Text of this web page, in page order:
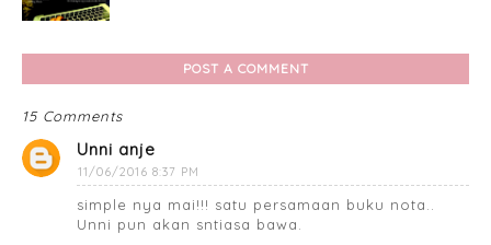
POST A COMMENT
15 Comments
Unni anje
11/06/2016 8:37 PM
simple nya mai!!! satu persamaan buku nota..
Unni pun akan sntiasa bawa.